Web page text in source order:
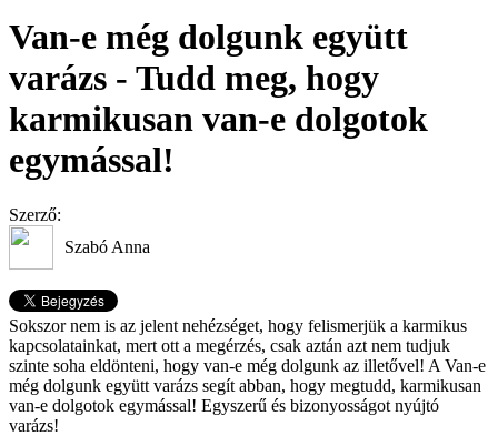
Van-e még dolgunk együtt
varázs - Tudd meg, hogy
karmikusan van-e dolgotok
egymással!
Szerző:
Szabó Anna
Sokszor nem is az jelent nehézséget, hogy felismerjük a karmikus
kapcsolatainkat, mert ott a megérzés, csak aztán azt nem tudjuk
szinte soha eldönteni, hogy van-e még dolgunk az illetővel! A Van-e
még dolgunk együtt varázs segít abban, hogy megtudd, karmikusan
van-e dolgotok egymással! Egyszerű és bizonyosságot nyújtó
varázs!